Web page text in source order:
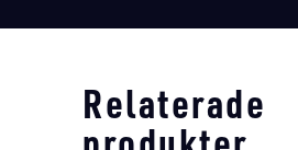
Relaterade